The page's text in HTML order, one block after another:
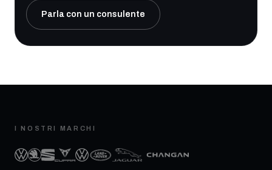
Parla con un consulente
I NOSTRI MARCHI